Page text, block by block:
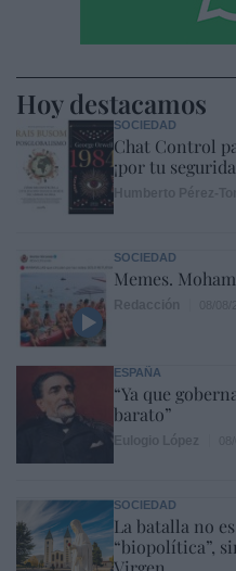
Hoy destacamos
SOCIEDAD
Chat Control
¡por tu
SOCIEDAD
Memes.
ESPAÑA
“Ya que
barato”
SOCIEDAD
La batalla no
“biopolítica”,